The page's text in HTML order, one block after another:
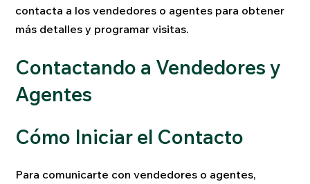
contacta a los vendedores o agentes para obtener
más detalles y programar visitas.
Contactando a Vendedores y
Agentes
Cómo Iniciar el Contacto
Para comunicarte con vendedores o agentes,